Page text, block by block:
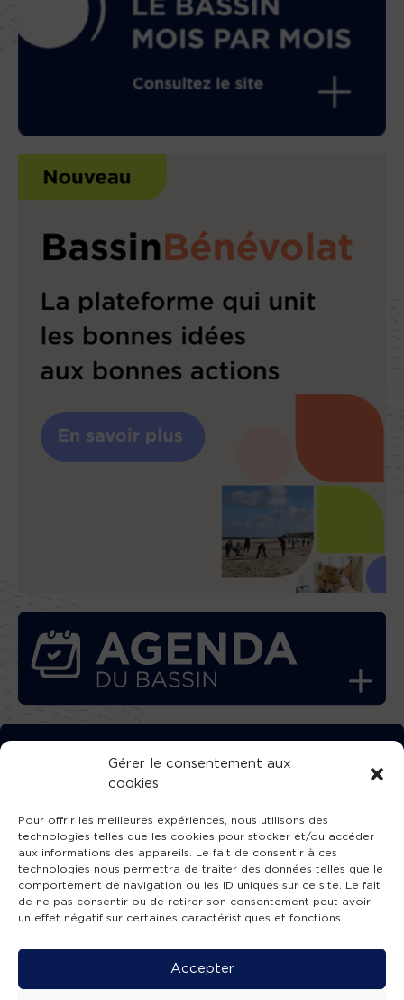
Gérer le consentement aux
cookies
Pour offrir les meilleures expériences, nous utilisons des
technologies telles que les cookies pour stocker et/ou accéder
aux informations des appareils. Le fait de consentir à ces
technologies nous permettra de traiter des données telles que le
comportement de navigation ou les ID uniques sur ce site. Le fait
de ne pas consentir ou de retirer son consentement peut avoir
un effet négatif sur certaines caractéristiques et fonctions.
Accepter
TÉLÉCHARGEZ GRATUITEMENT
L’APPLICATION TVBA !
SUIVEZ-NOUS !
Mentions légales -Accessibilité